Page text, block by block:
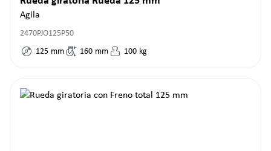
Agila
2470PJO125P50
125 mm 160 mm 100 kg